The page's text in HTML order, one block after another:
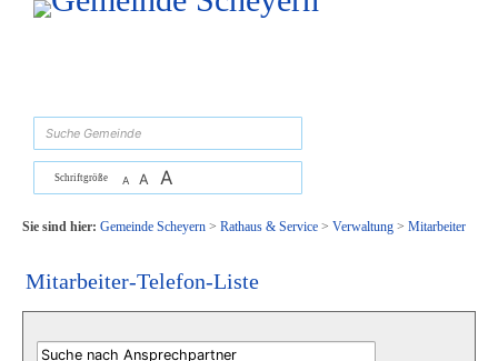
Zum Inhalt, zur Navigationoder zur Startseite springen.
Schriftgröße A A A
Sie sind hier: Gemeinde Scheyern> Rathaus & Service> Verwaltung> Mitarbeiter
Mitarbeiter-Telefon-Liste